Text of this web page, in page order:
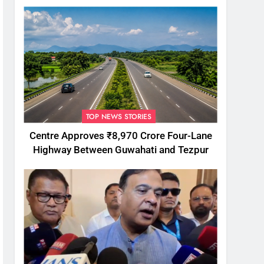
TOP NEWS STORIES
Centre Approves ₹8,970 Crore Four-Lane
Highway Between Guwahati and Tezpur